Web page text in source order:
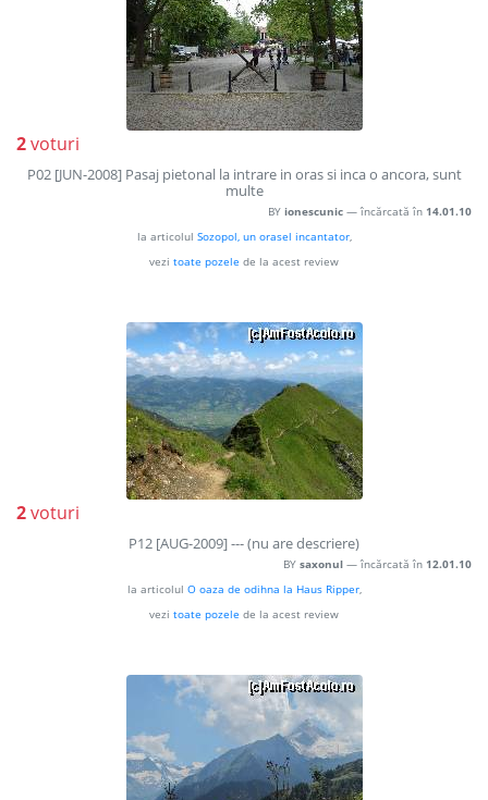
2voturi
P02 [JUN-2008] Pasaj pietonal la intrare in oras si inca o ancora, sunt
multe
BY ionescunic — încărcată în 14.01.10
la articolul Sozopol, un orasel incantator,
vezi toate pozele de la acest review
2voturi
P12 [AUG-2009] --- (nu are descriere)
BY saxonul — încărcată în 12.01.10
la articolul O oaza de odihna la Haus Ripper,
vezi toate pozele de la acest review